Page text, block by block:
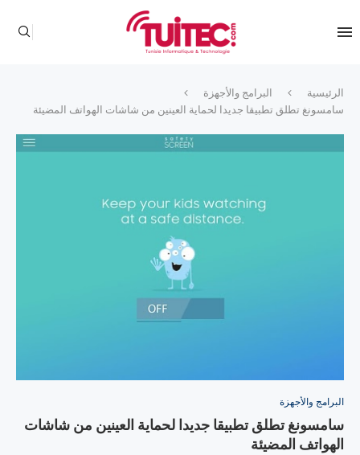
الرئيسية
البرامج والأجهزة
سامسونغ تطلق تطبيقا جديدا لحماية العينين من شاشات الهواتف المضيئة
البرامج والأجهزة
سامسونغ تطلق تطبيقا جديدا لحماية العينين من شاشات
الهواتف المضيئة